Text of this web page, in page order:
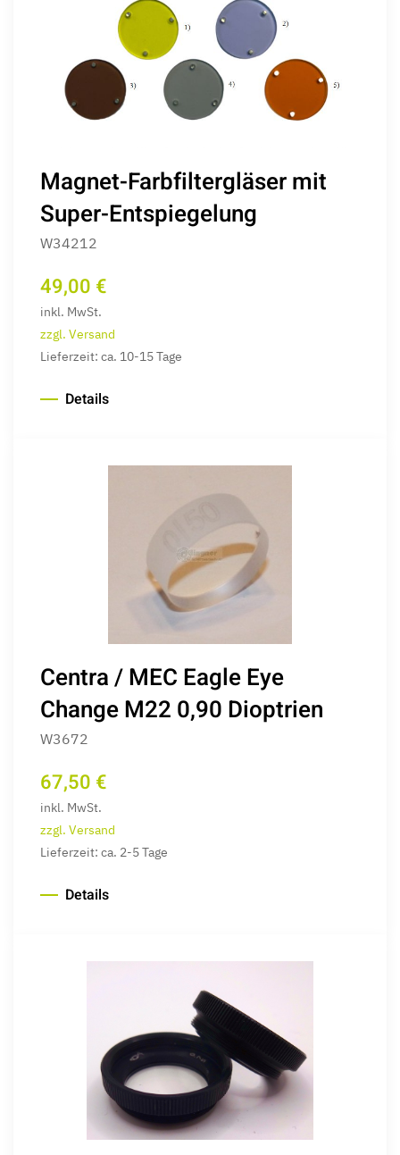
Magnet-Farbfiltergläser mit
Super-Entspiegelung
W34212
49,00 €
inkl. MwSt.
zzgl. Versand
Lieferzeit: ca. 10-15 Tage
Details
Centra / MEC Eagle Eye
Change M22 0,90 Dioptrien
W3672
67,50 €
inkl. MwSt.
zzgl. Versand
Lieferzeit: ca. 2-5 Tage
Details